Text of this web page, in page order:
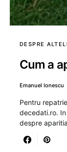
DESPRE
Cum a
Emanuel Ionescu
Pentru
decedati.ro.
despre